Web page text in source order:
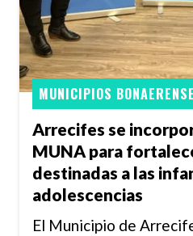
Arrecifes se
MUNA para
destinadas a las
adolescencias
MUNICIPIOS
El Municipio de